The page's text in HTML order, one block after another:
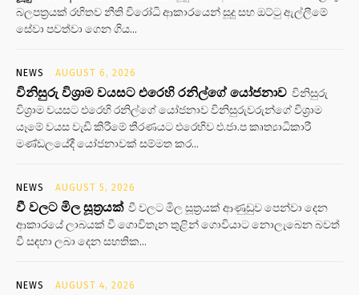
බලපත්‍රයක් රහිතව නීති විරෝධි ආකාරයෙන් සූදු සහ ඔට්ටු ඇල්ලීමේ
සේවා පවත්වා ගෙන ගිය...
NEWS AUGUST 6, 2026
විනිසුරු විශ්‍රාම වයසට එරෙහි රනිල්ගේ යෝජනාව විනිසුරු
විශ්‍රාම වයසට එරෙහි රනිල්ගේ යෝජනාව විනිසුරුවරුන්ගේ විශ්‍රාම
යෑමේ වයස වැඩි කිරීමේ තීරණයට එරෙහිව එ.ජා.ප කෘත්‍යාධිකාරී
මණ්ඩලයේදී යෝජනාවක් සම්මත කර...
NEWS AUGUST 5, 2026
වී වලට මිල සූත්‍රයක් වී වලට මිල සූත්‍රයක් ආණුඩුව පෙන්වා දෙන
ආකාරයේ ලාබයක් වී ගොවිතැන තුළින් ගොවියාට නොලැබෙන බවත්
වී සඳහා ලබා දෙන සහතික...
NEWS AUGUST 4, 2026